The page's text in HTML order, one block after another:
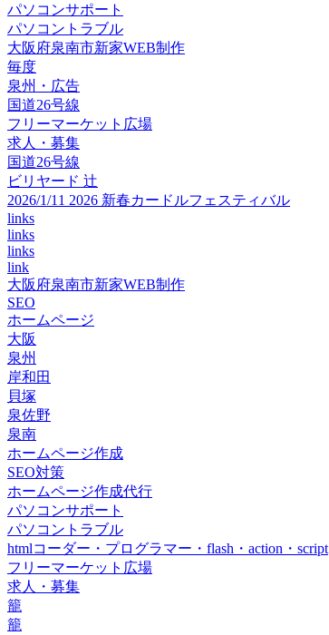
パソコンサポート
パソコントラブル
大阪府泉南市新家WEB制作
毎度
泉州・広告
国道26号線
フリーマーケット広場
求人・募集
国道26号線
ビリヤード 辻
2026/1/11 2026 新春カードルフェスティバル
links
links
links
link
大阪府泉南市新家WEB制作
SEO
ホームページ
大阪
泉州
岸和田
貝塚
泉佐野
泉南
ホームページ作成
SEO対策
ホームページ作成代行
パソコンサポート
パソコントラブル
htmlコーダー・プログラマー・flash・action・script
フリーマーケット広場
求人・募集
籠
籠